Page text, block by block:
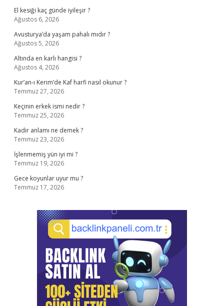
El kesiği kaç günde iyileşir ?
Ağustos 6, 2026
Avusturya’da yaşam pahalı mıdır ?
Ağustos 5, 2026
Altında en karlı hangisi ?
Ağustos 4, 2026
Kur’an-ı Kerim’de Kaf harfi nasıl okunur ?
Temmuz 27, 2026
Keçinin erkek ismi nedir ?
Temmuz 25, 2026
Kadir anlamı ne demek ?
Temmuz 23, 2026
İşlenmemiş yün iyi mi ?
Temmuz 19, 2026
Gece koyunlar uyur mu ?
Temmuz 17, 2026